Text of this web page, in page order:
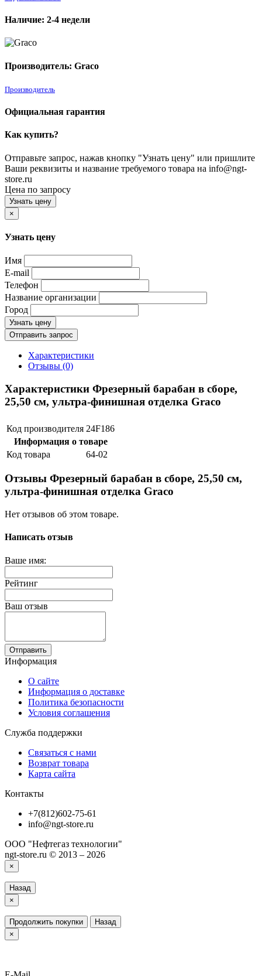
Наличие: 2-4 недели
Производитель: Graco
Производитель
Официальная гарантия
Как купить?
Отправьте запрос, нажав кнопку "Узнать цену" или пришлите
Ваши реквизиты и название требуемого товара на info@ngt-
store.ru
Цена по запросу
Узнать цену
×
Узнать цену
Имя
E-mail
Телефон
Название организации
Город
Узнать цену
Отправить запрос
Характеристики
Отзывы (0)
Характеристики Фрезерный барабан в сборе,
25,50 см, ультра-финишная отделка Graco
Код производителя 24F186
Информация о товаре
Код товара
64-02
Отзывы Фрезерный барабан в сборе, 25,50 см,
ультра-финишная отделка Graco
Нет отзывов об этом товаре.
Написать отзыв
Ваше имя:
Рейтинг
Ваш отзыв
Отправить
Информация
О сайте
Информация о доставке
Политика безопасности
Условия соглашения
Служба поддержки
Связаться с нами
Возврат товара
Карта сайта
Контакты
+7(812)602-75-61
info@ngt-store.ru
ООО "Нефтегаз технологии"
ngt-store.ru © 2013 – 2026
×
Назад
×
Продолжить покупки
Назад
×